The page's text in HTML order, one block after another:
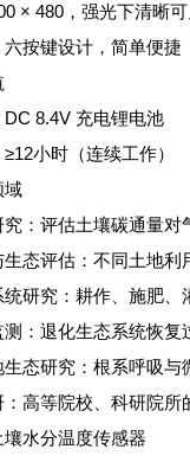
× 480，强光下清晰
按键设计，简单便捷
8.4V 充电锂电池
小时（连续工作）
域
：评估土壤碳通量对
生态评估：不同土地利
研究：耕作、施肥
：退化生态系统恢复
态研究：根系呼吸与
高等院校、科研院所
水分温度传感器